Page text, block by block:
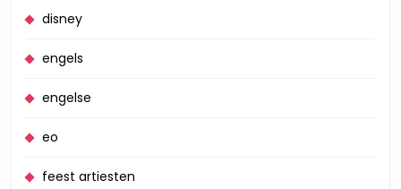
disney
engels
engelse
eo
feest artiesten